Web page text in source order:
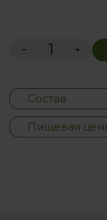
− +
Состав
Пищевая